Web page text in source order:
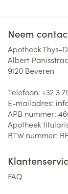
Neem
Apotheek Thys-
Albert
9120 Beveren
Telefoon: +32 3
E-mailadres:
APB nummer:
Apotheek
BTW nummer:
FAQ